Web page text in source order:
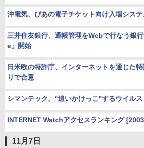
沖電気、ぴあの電子チケット向け入場シス
三井住友銀行、通帳管理をWebで行なう銀
e」開始
日米欧の特許庁、インターネットを通じた
りで合意
シマンテック、“追いかけっこ"するウイル
INTERNET Watchアクセスランキング
11月7日